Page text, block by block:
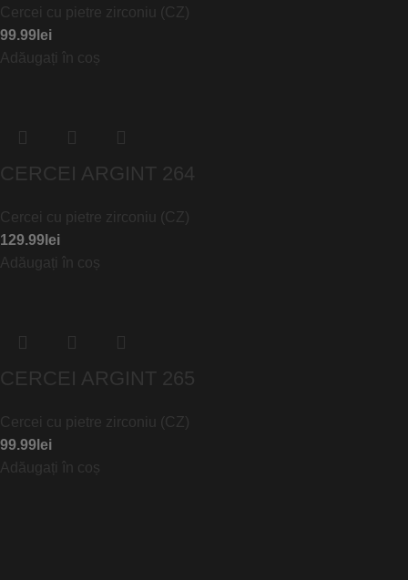
Cercei cu pietre zirconiu (CZ)
99.99 lei
Adăugați în coș
CERCEI ARGINT 264
Cercei cu pietre zirconiu (CZ)
129.99 lei
Adăugați în coș
CERCEI ARGINT 265
Cercei cu pietre zirconiu (CZ)
99.99 lei
Adăugați în coș